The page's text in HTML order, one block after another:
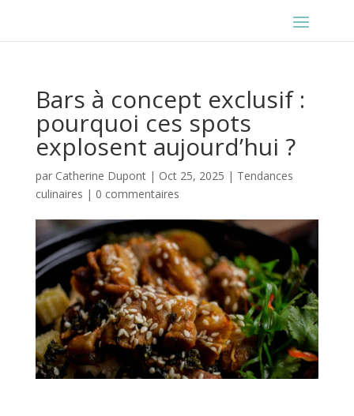
Bars à concept exclusif :
pourquoi ces spots
explosent aujourd’hui ?
par Catherine Dupont| Oct 25, 2025 | Tendances
culinaires | 0 commentaires